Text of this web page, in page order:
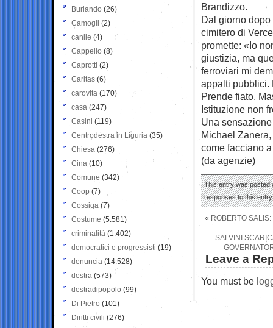
Brandizzo.
Dal giorno
cimitero di
promette: «Io
giustizia, ma
ferroviari mi
appalti pubblici.
Prende fiato,
Istituzione non
Una
Michael
come facciano
(da agenzie)
This entry was posted
responses to this
« ROBERTO
SALVINI
Leave a
You must be
Burlando (26)
Camogli (2)
canile (4)
Cappello (8)
Caprotti (2)
Caritas (6)
carovita (170)
casa (247)
Casini (119)
Centrodestra in Liguria (35)
Chiesa (276)
Cina (10)
Comune (342)
Coop (7)
Cossiga (7)
Costume (5.581)
criminalità (1.402)
democratici e progressisti (19)
denuncia (14.528)
destra (573)
destradipopolo (99)
Di Pietro (101)
Diritti civili (276)